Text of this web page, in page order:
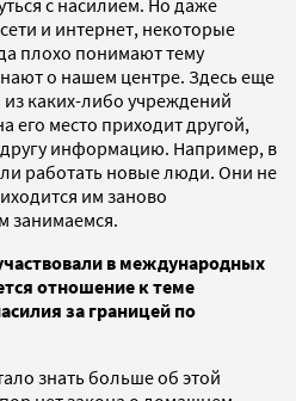
и интернет, некоторые
плохо понимают тему
о нашем центре. Здесь еще
каких-либо учреждений
его место приходит другой,
информацию. Например, в
работать новые люди. Они не
им заново
занимаемся.
в международных
отношение к теме
за границей по
знать больше об этой